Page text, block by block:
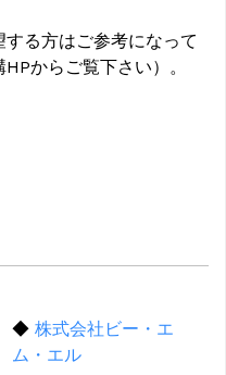
る方はご参考になって
からご覧下さい）。
◆ 株式会社ビー・エ
ム・エル